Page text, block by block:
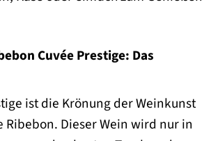
Cuvée Prestige: Das
ist die Krönung der Weinkunst
Ribebon. Dieser Wein wird nur in